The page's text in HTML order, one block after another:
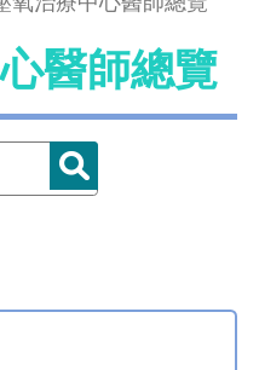
醫師總覽